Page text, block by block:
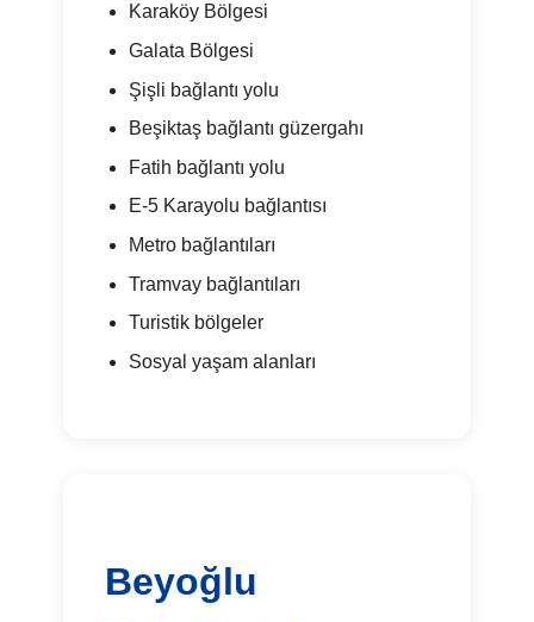
Karaköy Bölgesi
Galata Bölgesi
Şişli bağlantı yolu
Beşiktaş bağlantı güzergahı
Fatih bağlantı yolu
E-5 Karayolu bağlantısı
Metro bağlantıları
Tramvay bağlantıları
Turistik bölgeler
Sosyal yaşam alanları
Beyoğlu